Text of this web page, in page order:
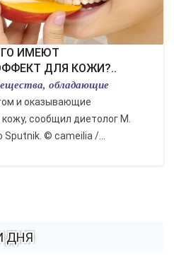
ДЛЯ КОЖИ?..
обладающие
и оказывающие
сообщил диетолог М.
Sputnik. © cameilia /...
ДНЯ